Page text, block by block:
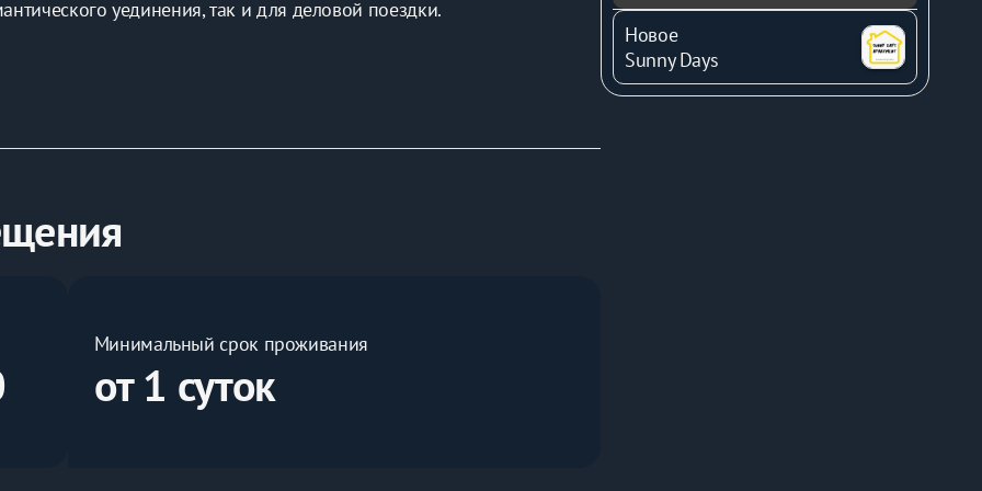
уединения, так и для деловой поездки.
Минимальный срок проживания
от 1 суток
Новое
Sunny Days